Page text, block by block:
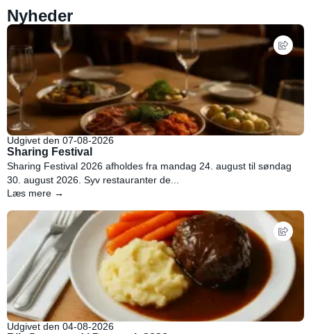
Nyheder
Udgivet den 07-08-2026
Sharing Festival
Sharing Festival 2026 afholdes fra mandag 24. august til søndag
30. august 2026. Syv restauranter de...
Læs mere →
Udgivet den 04-08-2026